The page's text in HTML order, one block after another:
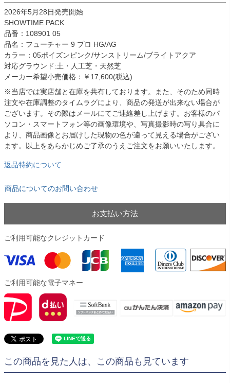
2026年5月28日発売開始
SHOWTIME PACK
品番：108901 05
品名：フューチャー 9 プロ HG/AG
カラー：05ポイズンピンク/サンストリーム/ブライトアクア
対応グラウンド:土・人工芝・天然芝
メーカー希望小売価格：￥17,600(税込)
※当店では実店舗と在庫を共有しております。また、そのため同時
注文や在庫調整のタイムラグにより、商品の発送が出来ない場合が
ございます。その際はメールにてご連絡差し上げます。お客様のパ
ソコン・スマートフォン等の画像環境や、写真撮影時の写り具合に
より、商品画像とお届けした現物の色が違って見える場合がござい
ます。以上をあらかじめご了承のうえご注文をお願いいたします。
返品特約について
商品についてのお問い合わせ
お支払い方法
ご利用可能なクレジットカード
ご利用可能な電子マネー
この商品を見た人は、この商品も見ています